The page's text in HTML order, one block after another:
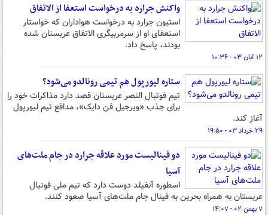
واکنش جرارد به درخواست استعفا از الاتفاق
استیون جرارد به درخواست هواداران که خواستار
استعفای او از سرمربیگری الاتفاق عربستان شده
بودند، پاسخ داد.
۱۲ آبان ۰۳ - ۱۰:۳۶
ستاره لیورپول هم تیمی رونالدو می‌شود؟
تیم فوتبال النصر عربستان قصد دارد مذاکرات خود را
برای جذب «ویرجیل فن دایک»، مدافع تیم لیورپول
آغاز کند.
۲۹ خرداد ۰۳ - ۱۹:۵۰
دو فینالیست مورد علاقه جرارد در جام ملت‌های
آسیا
اسطوره آنفیلد دوست دارد که تیم ملی فوتبال
عربستان به همراه بحرین به فینال جام ملت‌های آسیا صعود کنند.
۷ بهمن ۰۲ - ۱۴:۰۷